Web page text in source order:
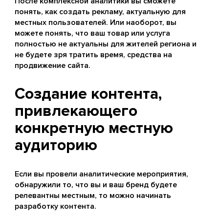
понять, как создать рекламу, актуальную для
местных пользователей. Или наоборот, вы
можете понять, что ваш товар или услуга
полностью не актуальны для жителей региона и
не будете зря тратить время, средства на
продвижение сайта.
Создание контента,
привлекающего
конкретную местную
аудиторию
Если вы провели аналитические мероприятия,
обнаружили то, что вы и ваш бренд будете
релевантны местным, то можно начинать
разработку контента.